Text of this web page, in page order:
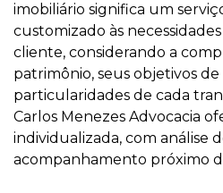
imobiliário significa um
customizado às
cliente, considerando a
patrimônio, seus objetivos
particularidades de cada
Carlos Menezes Advocacia
individualizada, com análise
acompanhamento próximo